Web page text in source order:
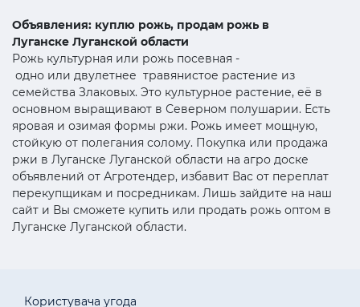
Объявления: куплю рожь, продам рожь в
Луганске Луганской области
Рожь культурная или рожь посевная -
одно или двулетнее травянистое растение из
семейства Злаковых. Это культурное растение, её в
основном выращивают в Северном полушарии. Есть
яровая и озимая формы ржи. Рожь имеет мощную,
стойкую от полегания солому. Покупка или продажа
ржи в Луганске Луганской области на агро доске
объявлений от Агротендер, избавит Вас от переплат
перекупщикам и посредникам. Лишь зайдите на наш
сайт и Вы сможете купить или продать рожь оптом в
Луганске Луганской области.
Користувача угода